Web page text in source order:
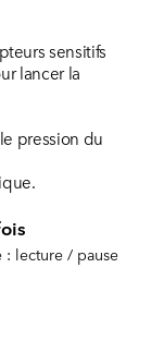
sensitifs
lancer la
pression du
: lecture / pause